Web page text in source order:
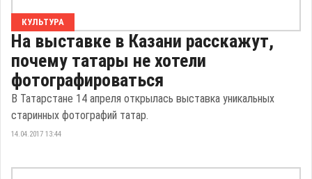
КУЛЬТУРА
На выставке в Казани расскажут,
почему татары не хотели
фотографироваться
В Татарстане 14 апреля открылась выставка уникальных
старинных фотографий татар.
14.04.2017 13:44